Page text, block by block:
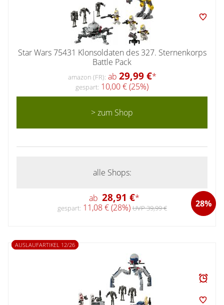
Star Wars 75431 Klonsoldaten des 327. Sternenkorps
Battle Pack
amazon (FR): ab 29,99 €*
gespart: 10,00 € (25%)
> zum Shop
alle Shops:
ab 28,91 €* 28%
gespart: 11,08 € (28%)UVP 39,99 €
AUSLAUFARTIKEL 12/26